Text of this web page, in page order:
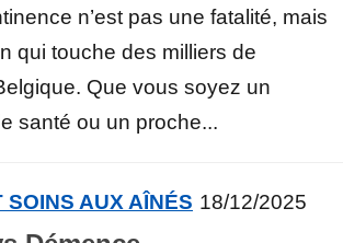
n’est pas une fatalité, mais
qui touche des milliers de
Que vous soyez un
santé ou un proche...
SOINS AUX AÎNÉS 18/12/2025